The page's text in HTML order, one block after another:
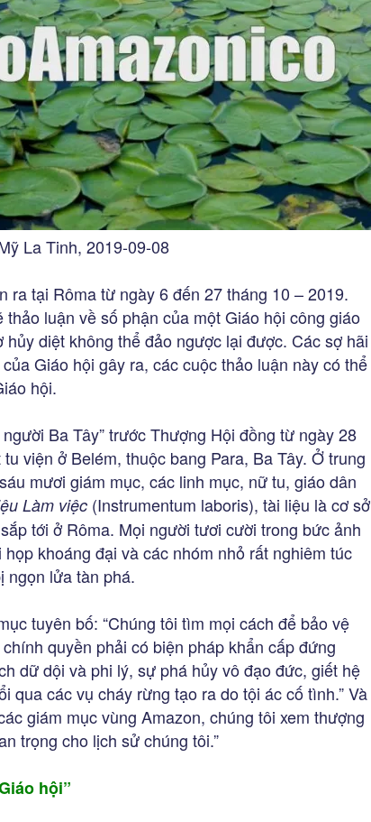
La Tinh, 2019-09-08
ra tại Rôma từ ngày 6 đến 27 tháng 10 – 2019.
luận về số phận của một Giáo hội công giáo
diệt không thể đảo ngược lại được. Các sợ hãi
Giáo hội gây ra, các cuộc thảo luận này có thể
hội.
Ba Tây” trước Thượng Hội đồng từ ngày 28
viện ở Belém, thuộc bang Para, Ba Tây. Ở trung
mươi giám mục, các linh mục, nữ tu, giáo dân
Làm việc (Instrumentum laboris), tài liệu là cơ sở
tới ở Rôma. Mọi người tươi cười trong bức ảnh
khoáng đại và các nhóm nhỏ rất nghiêm túc
ngọn lửa tàn phá.
tuyên bố: “Chúng tôi tìm mọi cách để bảo vệ
quyền phải có biện pháp khẩn cấp đứng
dữ dội và phi lý, sự phá hủy vô đạo đức, giết hệ
qua các vụ cháy rừng tạo ra do tội ác cố tình.” Và
giám mục vùng Amazon, chúng tôi xem thượng
trọng cho lịch sử chúng tôi.”
hội”